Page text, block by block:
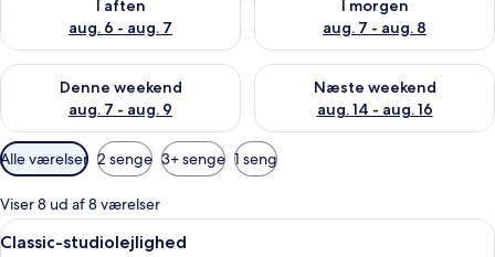
I aften
aug. 6 - aug. 7
I morgen
aug. 7 - aug. 8
Denne weekend
aug. 7 - aug. 9
Tjek tilgængelighed for denne weekend aug. 7 - aug. 9
Næste weekend
aug. 14 - aug. 16
Tjek tilgængelighed for næste
Tilgængelige
filtre
for
værelser
Alle værelser 2 senge 3+ senge 1 seng
Viser 8 ud af 8 værelser
Indlæs
En kompakt opholdsstue med et
5
Classic-studiolejlighed